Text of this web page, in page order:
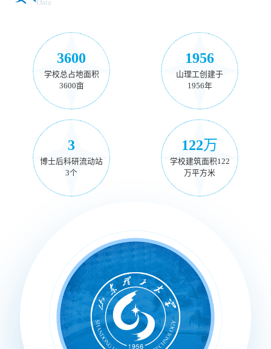
Data
3600
学校总占地面积
3600亩
1956
山理工创建于
1956年
3
博士后科研流动站
3个
122万
学校建筑面积122
万平方米